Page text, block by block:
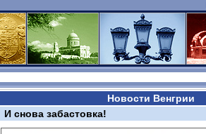
Новости Венгрии
И снова забастовка!